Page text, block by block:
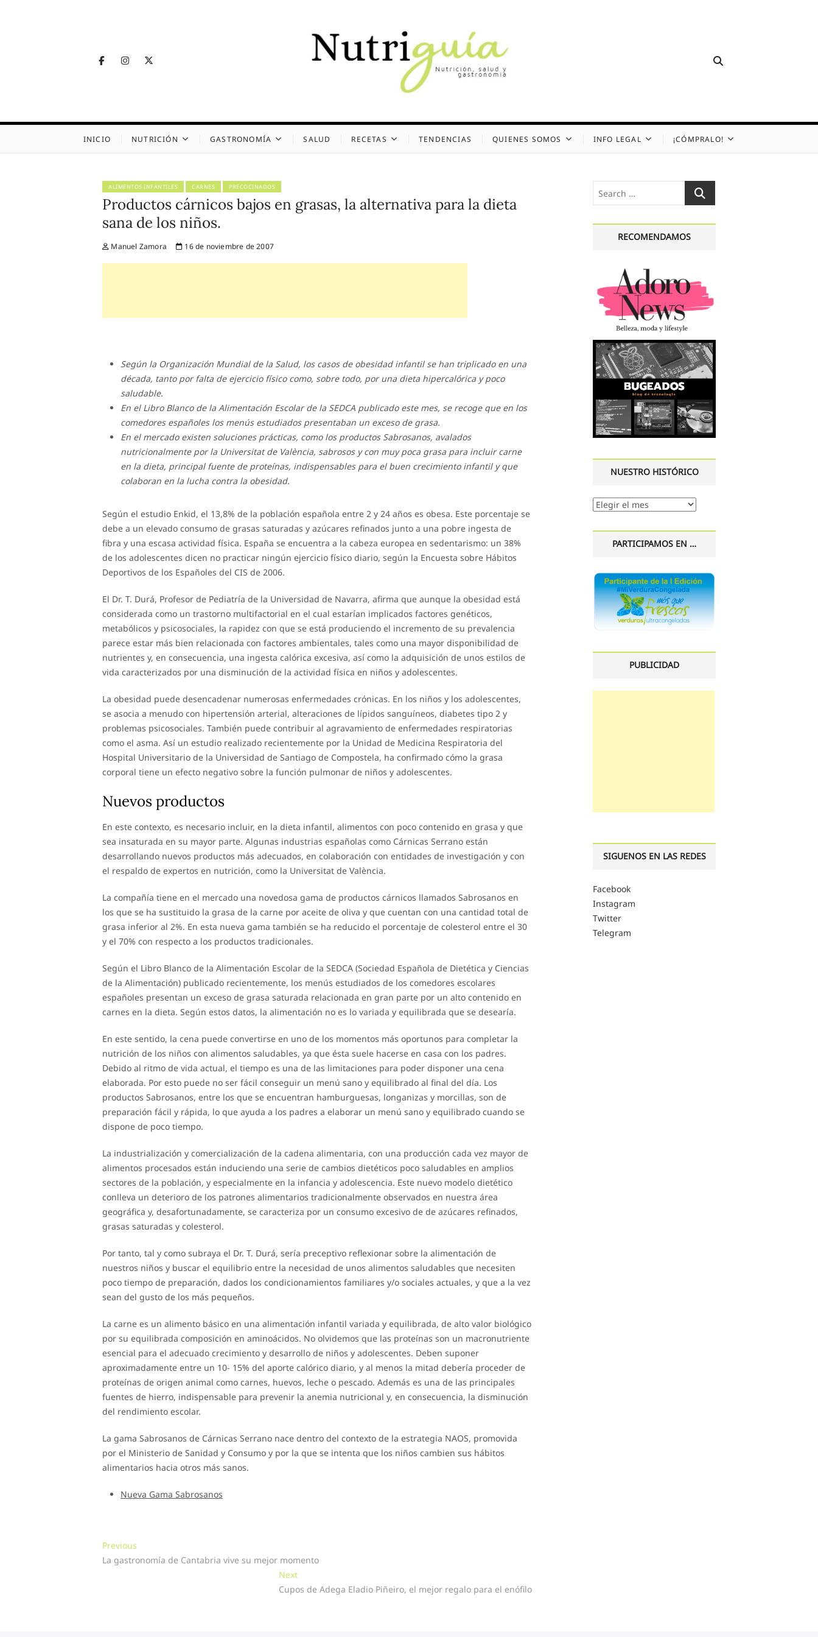
FacebookInstagram
INICIO NUTRICIÓN GASTRONOMÍA SALUD RECETAS TENDENCIAS QUIENES SOMOS INFO LEGAL ¡CÓMPRALO!
ALIMENTOS INFANTILES CARNES PRECOCINADOS
Productos cárnicos bajos en grasas, la alternativa para la dieta
sana de los niños.
Manuel Zamora 16 de noviembre de 2007
Según la Organización Mundial de la Salud, los casos de obesidad infantil se han triplicado en una
década, tanto por falta de ejercicio físico como, sobre todo, por una dieta hipercalórica y poco
saludable.
En el Libro Blanco de la Alimentación Escolar de la SEDCA publicado este mes, se recoge que en los
comedores españoles los menús estudiados presentaban un exceso de grasa.
En el mercado existen soluciones prácticas, como los productos Sabrosanos, avalados
nutricionalmente por la Universitat de València, sabrosos y con muy poca grasa para incluir carne
en la dieta, principal fuente de proteínas, indispensables para el buen crecimiento infantil y que
colaboran en la lucha contra la obesidad.
Según el estudio Enkid, el 13,8% de la población española entre 2 y 24 años es obesa. Este porcentaje se
debe a un elevado consumo de grasas saturadas y azúcares refinados junto a una pobre ingesta de
fibra y una escasa actividad física. España se encuentra a la cabeza europea en sedentarismo: un 38%
de los adolescentes dicen no practicar ningún ejercicio físico diario, según la Encuesta sobre Hábitos
Deportivos de los Españoles del CIS de 2006.
El Dr. T. Durá, Profesor de Pediatría de la Universidad de Navarra, afirma que aunque la obesidad está
considerada como un trastorno multifactorial en el cual estarían implicados factores genéticos,
metabólicos y psicosociales, la rapidez con que se está produciendo el incremento de su prevalencia
parece estar más bien relacionada con factores ambientales, tales como una mayor disponibilidad de
nutrientes y, en consecuencia, una ingesta calórica excesiva, así como la adquisición de unos estilos de
vida caracterizados por una disminución de la actividad física en niños y adolescentes.
La obesidad puede desencadenar numerosas enfermedades crónicas. En los niños y los adolescentes,
se asocia a menudo con hipertensión arterial, alteraciones de lípidos sanguíneos, diabetes tipo 2 y
problemas psicosociales. También puede contribuir al agravamiento de enfermedades respiratorias
como el asma. Así un estudio realizado recientemente por la Unidad de Medicina Respiratoria del
Hospital Universitario de la Universidad de Santiago de Compostela, ha confirmado cómo la grasa
corporal tiene un efecto negativo sobre la función pulmonar de niños y adolescentes.
Nuevos productos
En este contexto, es necesario incluir, en la dieta infantil, alimentos con poco contenido en grasa y que
sea insaturada en su mayor parte. Algunas industrias españolas como Cárnicas Serrano están
desarrollando nuevos productos más adecuados, en colaboración con entidades de investigación y con
el respaldo de expertos en nutrición, como la Universitat de València.
La compañía tiene en el mercado una novedosa gama de productos cárnicos llamados Sabrosanos en
los que se ha sustituido la grasa de la carne por aceite de oliva y que cuentan con una cantidad total de
grasa inferior al 2%. En esta nueva gama también se ha reducido el porcentaje de colesterol entre el 30
y el 70% con respecto a los productos tradicionales.
Según el Libro Blanco de la Alimentación Escolar de la SEDCA (Sociedad Española de Dietética y Ciencias
de la Alimentación) publicado recientemente, los menús estudiados de los comedores escolares
españoles presentan un exceso de grasa saturada relacionada en gran parte por un alto contenido en
carnes en la dieta. Según estos datos, la alimentación no es lo variada y equilibrada que se desearía.
En este sentido, la cena puede convertirse en uno de los momentos más oportunos para completar la
nutrición de los niños con alimentos saludables, ya que ésta suele hacerse en casa con los padres.
Debido al ritmo de vida actual, el tiempo es una de las limitaciones para poder disponer una cena
elaborada. Por esto puede no ser fácil conseguir un menú sano y equilibrado al final del día. Los
productos Sabrosanos, entre los que se encuentran hamburguesas, longanizas y morcillas, son de
preparación fácil y rápida, lo que ayuda a los padres a elaborar un menú sano y equilibrado cuando se
dispone de poco tiempo.
La industrialización y comercialización de la cadena alimentaria, con una producción cada vez mayor de
alimentos procesados están induciendo una serie de cambios dietéticos poco saludables en amplios
sectores de la población, y especialmente en la infancia y adolescencia. Este nuevo modelo dietético
conlleva un deterioro de los patrones alimentarios tradicionalmente observados en nuestra área
geográfica y, desafortunadamente, se caracteriza por un consumo excesivo de de azúcares refinados,
grasas saturadas y colesterol.
Por tanto, tal y como subraya el Dr. T. Durá, sería preceptivo reflexionar sobre la alimentación de
nuestros niños y buscar el equilibrio entre la necesidad de unos alimentos saludables que necesiten
poco tiempo de preparación, dados los condicionamientos familiares y/o sociales actuales, y que a la vez
sean del gusto de los más pequeños.
La carne es un alimento básico en una alimentación infantil variada y equilibrada, de alto valor biológico
por su equilibrada composición en aminoácidos. No olvidemos que las proteínas son un macronutriente
esencial para el adecuado crecimiento y desarrollo de niños y adolescentes. Deben suponer
aproximadamente entre un 10- 15% del aporte calórico diario, y al menos la mitad debería proceder de
proteínas de origen animal como carnes, huevos, leche o pescado. Además es una de las principales
fuentes de hierro, indispensable para prevenir la anemia nutricional y, en consecuencia, la disminución
del rendimiento escolar.
La gama Sabrosanos de Cárnicas Serrano nace dentro del contexto de la estrategia NAOS, promovida
por el Ministerio de Sanidad y Consumo y por la que se intenta que los niños cambien sus hábitos
alimentarios hacia otros más sanos.
Nueva Gama Sabrosanos
Navegación
de
Previous
post:
La gastronomía de Cantabria vive su mejor momento
NextNext
post:
Cupos de Adega Eladio Piñeiro, el mejor regalo para el enófilo
Search
…
RECOMENDAMOS
NUESTRO HISTÓRICO
Nuestro
PARTICIPAMOS EN …
PUBLICIDAD
SIGUENOS EN LAS REDES
Facebook
Instagram
Twitter
Telegram